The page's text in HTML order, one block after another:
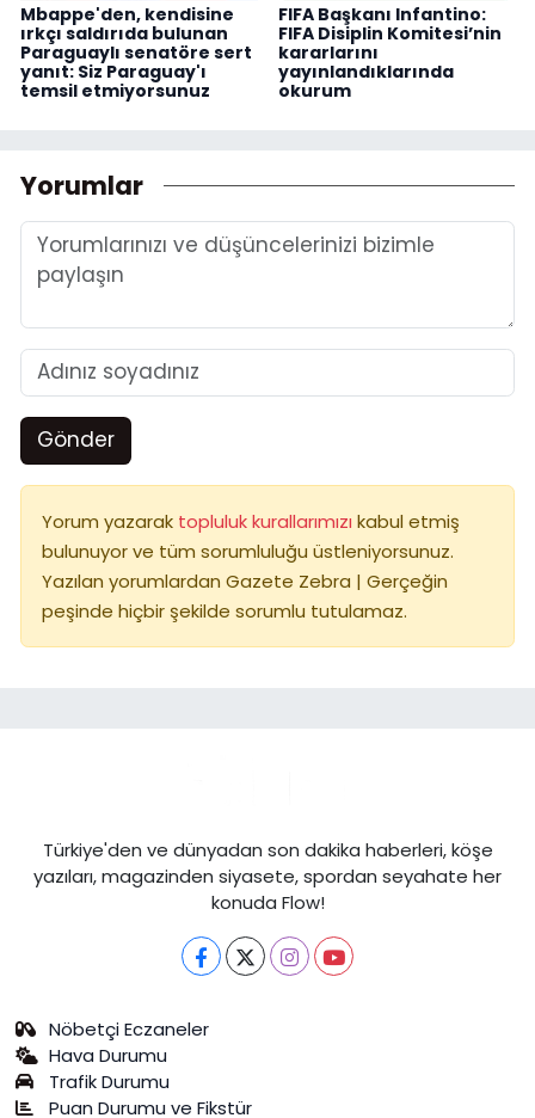
Mbappe'den, kendisine
ırkçı saldırıda bulunan
Paraguaylı senatöre sert
yanıt: Siz Paraguay'ı
temsil etmiyorsunuz
FIFA Başkanı Infantino:
FIFA Disiplin Komitesi’nin
kararlarını
yayınlandıklarında
okurum
Yorumlar
Gönder
Yorum yazarak topluluk kurallarımızı kabul etmiş
bulunuyor ve tüm sorumluluğu üstleniyorsunuz.
Yazılan yorumlardan Gazete Zebra | Gerçeğin
peşinde hiçbir şekilde sorumlu tutulamaz.
Türkiye'den ve dünyadan son dakika haberleri, köşe
yazıları, magazinden siyasete, spordan seyahate her
konuda Flow!
Nöbetçi Eczaneler
Hava Durumu
Trafik Durumu
Puan Durumu ve Fikstür